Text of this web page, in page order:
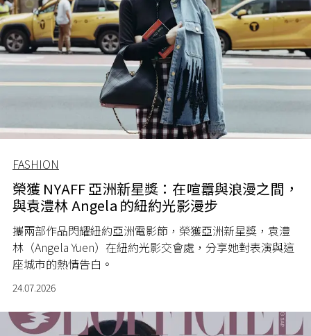
FASHION
榮獲 NYAFF 亞洲新星獎：在喧囂與浪漫之間，
與袁澧林 Angela 的紐約光影漫步
攜兩部作品閃耀紐約亞洲電影節，榮獲亞洲新星獎，袁澧
林（Angela Yuen）在紐約光影交會處，分享她對表演與這
座城市的熱情告白。
24.07.2026